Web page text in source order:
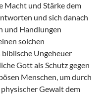
Macht und Stärke dem
und sich danach
und Handlungen
solchen
Ungeheuer
Gott als Schutz gegen
Menschen, um durch
Gewalt dem